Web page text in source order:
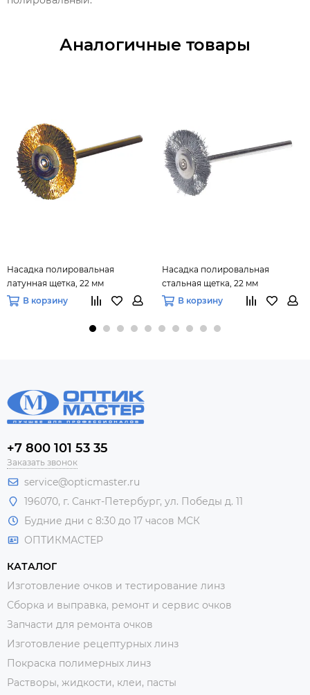
Аналогичные товары
Насадка полировальная
латунная щетка, 22 мм
В корзину
Насадка полировальная
стальная щетка, 22 мм
В корзину
+7 800 101 53 35
Заказать звонок
service@opticmaster.ru
196070, г. Санкт-Петербург, ул. Победы д. 11
Будние дни с 8:30 до 17 часов МСК
ОПТИКМАСТЕР
КАТАЛОГ
Изготовление очков и тестирование линз
Сборка и выправка, ремонт и сервис очков
Запчасти для ремонта очков
Изготовление рецептурных линз
Покраска полимерных линз
Растворы, жидкости, клеи, пасты